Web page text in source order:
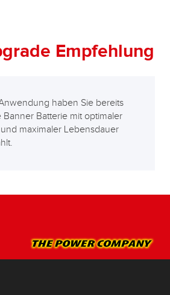
Empfehlung
haben Sie bereits
Banner Batterie mit optimaler
maximaler Lebensdauer